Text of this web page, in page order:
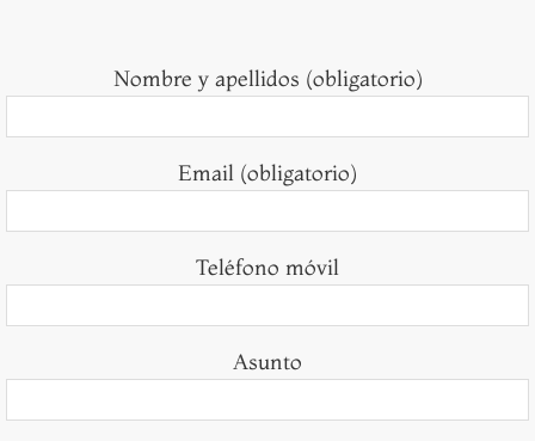
Nombre y apellidos (obligatorio)
Email (obligatorio)
Teléfono móvil
Asunto